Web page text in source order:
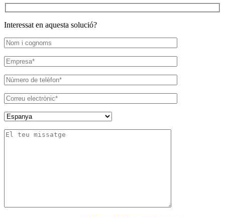
Interessat en aquesta solució?